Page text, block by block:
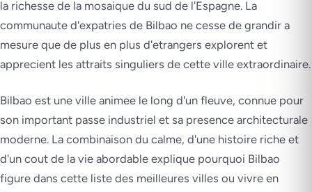
la richesse de la mosaique du sud de l'Espagne. La
communaute d'expatries de Bilbao ne cesse de grandir a
mesure que de plus en plus d'etrangers explorent et
apprecient les attraits singuliers de cette ville extraordinaire.
Bilbao est une ville animee le long d'un fleuve, connue pour
son important passe industriel et sa presence architecturale
moderne. La combinaison du calme, d'une histoire riche et
d'un cout de la vie abordable explique pourquoi Bilbao
figure dans cette liste des meilleures villes ou vivre en